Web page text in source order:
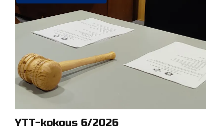
YTT-kokous 6/2026